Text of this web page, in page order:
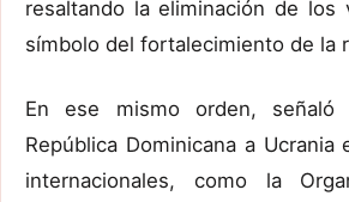
resaltando la eliminación de los
símbolo del fortalecimiento de la
En ese mismo orden,
República Dominicana a Ucrania
internacionales, como la